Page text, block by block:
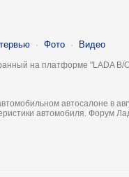
· Фото · Видео
на платформе "LADA B/
автосалоне в
автомобиля.